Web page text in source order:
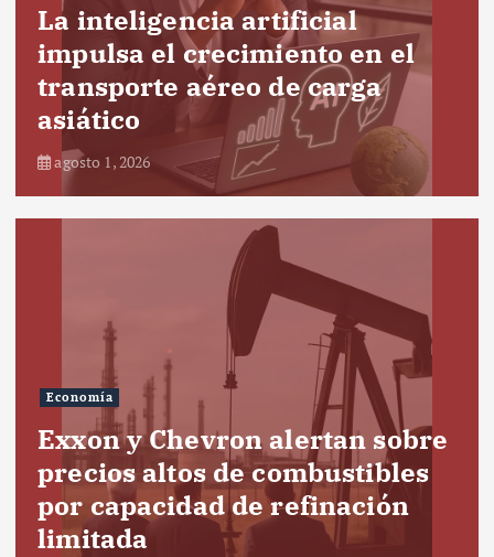
La inteligencia artificial
impulsa el crecimiento en el
transporte aéreo de carga
asiático
agosto 1, 2026
Economía
Exxon y Chevron alertan sobre
precios altos de combustibles
por capacidad de refinación
limitada